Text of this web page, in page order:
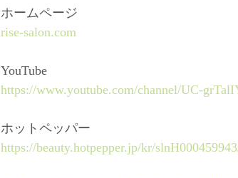
ホームページ ﻿
rise-salon.com
YouTube﻿
https://www.youtube.com/channel/UC-
ホットペッパー﻿
https://beauty.hotpepper.jp/kr/